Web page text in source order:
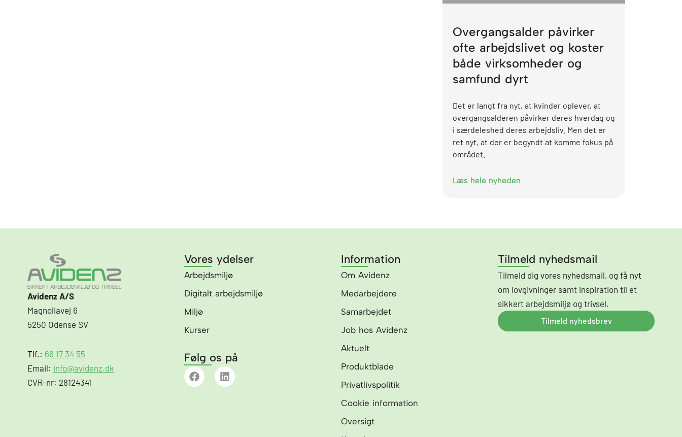
Overgangsalder påvirker
ofte arbejdslivet og koster
både virksomheder og
samfund dyrt
Det er langt fra nyt, at kvinder oplever, at
overgangsalderen påvirker deres hverdag og
i særdeleshed deres arbejdsliv. Men det er
ret nyt, at der er begyndt at komme fokus på
området.
Læs hele nyheden
Avidenz A/S
Magnoliavej 6
5250 Odense SV
Tlf.: 66 17 34 55
Email: info@avidenz.dk
CVR-nr: 28124341
Vores ydelser
Arbejdsmiljø
Digitalt arbejdsmiljø
Miljø
Kurser
Følg os på
F
a
L
i
Information
Om Avidenz
Medarbejdere
Samarbejdet
Job hos Avidenz
Aktuelt
Produktblade
Privatlivspolitik
Cookie information
Oversigt
Tilmeld nyhedsmail
Tilmeld dig vores nyhedsmail, og få nyt
om lovgivninger samt inspiration til et
sikkert arbejdsmiljø og trivsel.
Tilmeld nyhedsbrev